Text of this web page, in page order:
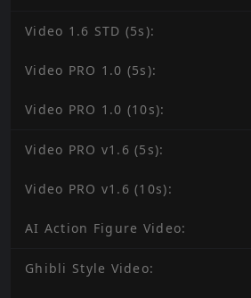
Video 1.6 STD (5s):
Video PRO 1.0 (5s):
Video PRO 1.0 (10s):
Video PRO v1.6 (5s):
Video PRO v1.6 (10s):
AI Action Figure Video:
Ghibli Style Video: